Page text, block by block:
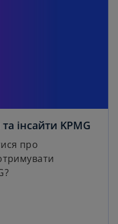
інсайти KPMG
про